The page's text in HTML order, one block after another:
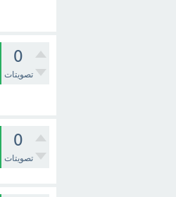
0
تصويتات
0
تصويتات